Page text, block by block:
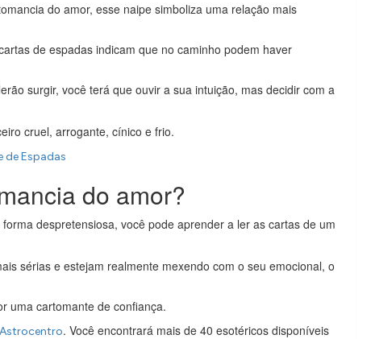
do amor, esse naipe simboliza uma relação mais
de espadas indicam que no caminho podem haver
surgir, você terá que ouvir a sua intuição, mas decidir com a
cruel, arrogante, cínico e frio.
de Espadas
do amor?
despretensiosa, você pode aprender a ler as cartas de um
sérias e estejam realmente mexendo com o seu emocional, o
uma cartomante de confiança.
. Você encontrará mais de 40 esotéricos disponíveis